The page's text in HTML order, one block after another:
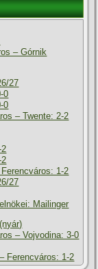
– Górnik
27
0
0
– Twente: 2-2
1-2
27
Mailinger
– Vojvodina: 3-0
Ferencváros: 1-2